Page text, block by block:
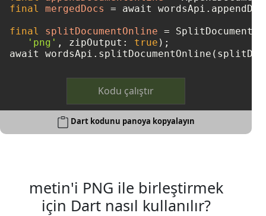
final
mergedDocs = await
final
splitDocumentOnline =
'png' , zipOutput: true );
Kodu çalıştır
Dart kodunu panoya kopyalayın
metin'i PNG ile birleştirmek
için Dart nasıl kullanılır?